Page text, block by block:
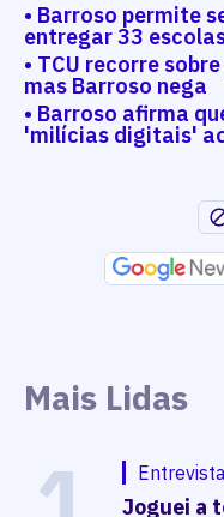
• Barroso permite
entregar 33
• TCU recorre
mas Barroso nega
• Barroso afirma
'milícias digitais'
Mais Lidas
Joguei a